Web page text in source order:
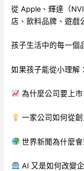
從 Apple、輝達（
店、飲料品牌、遊
孩子生活中的每一個
如果孩子能從小理解：
為什麼公司要上市
一家公司如何從
世界新聞為什麼會
AI 又是如何改變